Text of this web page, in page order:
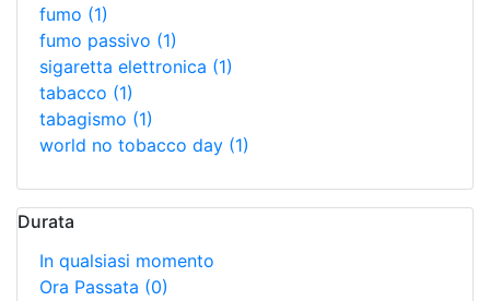
fumo (1)
fumo passivo (1)
sigaretta elettronica (1)
tabacco (1)
tabagismo (1)
world no tobacco day (1)
Durata
In qualsiasi momento
Ora Passata (0)